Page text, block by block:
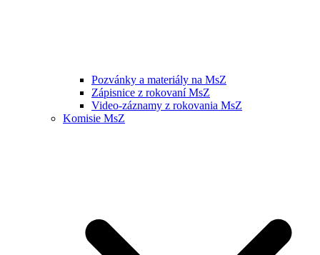
Pozvánky a materiály na MsZ
Zápisnice z rokovaní MsZ
Video-záznamy z rokovania MsZ
Komisie MsZ